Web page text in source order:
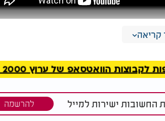
הוואטסאפ של ערוץ 2000 >>>
החשובות ישירות למייל להרשמה